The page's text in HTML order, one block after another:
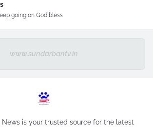
going on God bless
www.sundarbantv.in
News is your trusted source for the latest